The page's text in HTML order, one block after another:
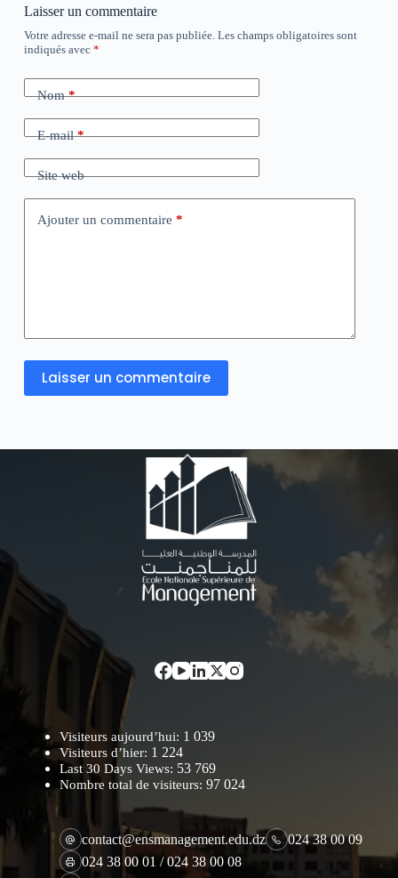
Laisser un commentaire
Votre adresse e-mail ne sera pas publiée. Les champs obligatoires sont
indiqués avec *
Nom*
E-mail*
Site web
Ajouter un commentaire *
Laisser un commentaire
Visiteurs aujourd’hui: 1 039
Visiteurs d’hier: 1 224
Last 30 Days Views: 53 769
Nombre total de visiteurs: 97 024
contact@ensmanagement.edu.dz
024 38 00 09
024 38 00 01 / 024 38 00 08